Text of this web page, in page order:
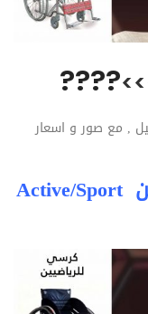
??
??
, مع صور و اسعار
9- كرسي المقعدين للرياضيين Active/Sport